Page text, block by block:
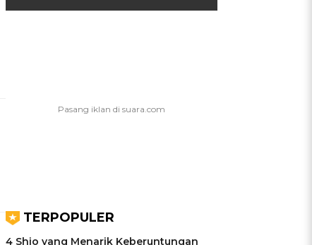
TERPOPULER
4 Shio yang Menarik Keberuntungan